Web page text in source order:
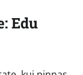
Edu